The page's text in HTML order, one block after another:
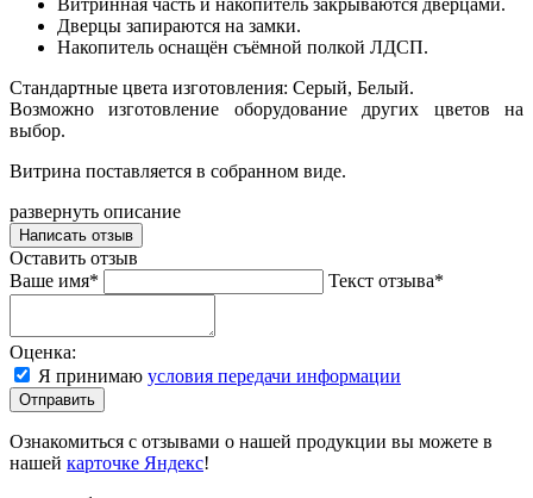
Дверцы запираются на замки.
Накопитель оснащён съёмной полкой ЛДСП.
Стандартные цвета изготовления: Серый, Белый.
Возможно изготовление оборудование других цветов на
выбор.
Витрина поставляется в собранном виде.
развернуть описание
Написать отзыв
Оставить отзыв
Ваше имя*
Текст отзыва*
Оценка:
Я принимаю условия передачи информации
Отправить
Ознакомиться с отзывами о нашей продукции вы можете в
нашей карточке Яндекс!